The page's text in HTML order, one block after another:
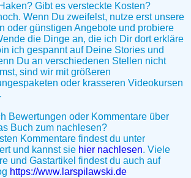
Gibt es versteckte Kosten?
Wenn Du zweifelst, nutze erst unsere
oder günstigen Angebote und probiere
die Dinge an, die ich Dir dort erkläre
ich gespannt auf Deine Stories und
Du an verschiedenen Stellen nicht
sind wir mit größeren
oder krasseren Videokursen
Bewertungen oder Kommentare über
Buch zum nachlesen?
Kommentare findest du unter
und kannst sie hier nachlesen. Viele
und Gastartikel findest du auch auf
https://www.larspilawski.de